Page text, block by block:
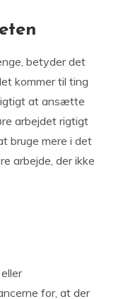
betyder det
kommer til ting
at ansætte
arbejdet rigtigt
bruge mere i det
arbejde, der ikke
for, at der